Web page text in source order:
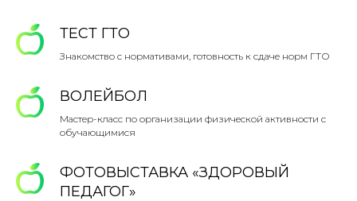
ТЕСТ ГТО
Знакомство с нормативами, готовность к сдаче норм ГТО
ВОЛЕЙБОЛ
Мастер-класс по организации физической активности с
обучающимися
ФОТОВЫСТАВКА «ЗДОРОВЫЙ
ПЕДАГОГ»